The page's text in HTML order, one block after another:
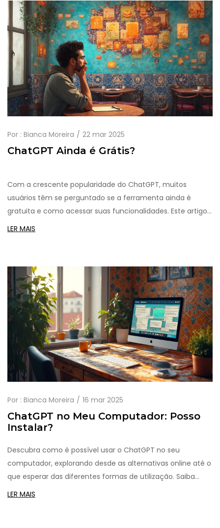
Por : Bianca Moreira 22 mar 2025
ChatGPT Ainda é Grátis?
Com a crescente popularidade do ChatGPT, muitos
usuários têm se perguntado se a ferramenta ainda é
gratuita e como acessar suas funcionalidades. Este artigo
explora as mudanças recentes no modelo de precificação
LER MAIS
Por : Bianca Moreira 16 mar 2025
ChatGPT no Meu Computador: Posso
Instalar?
Descubra como é possível usar o ChatGPT no seu
computador, explorando desde as alternativas online até o
que esperar das diferentes formas de utilização. Saiba
como essa ferramenta de inteligência artificial pode tornar
LER MAIS